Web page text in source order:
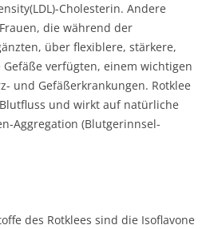
Cholesterin. Andere
die während der
über flexiblere, stärkere,
verfügten, einem wichtigen
und Gefäßerkrankungen. Rotklee
und wirkt auf natürliche
Aggregation (Blutgerinnsel-
des Rotklees sind die Isoflavone